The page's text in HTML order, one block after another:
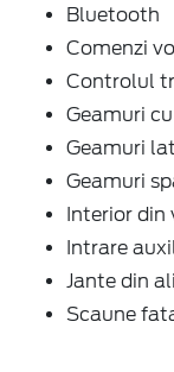
Bluetooth
Comenzi
Controlul
Geamuri
Geamuri
Geamuri
Interior din
Intrare
Jante din
Scaune